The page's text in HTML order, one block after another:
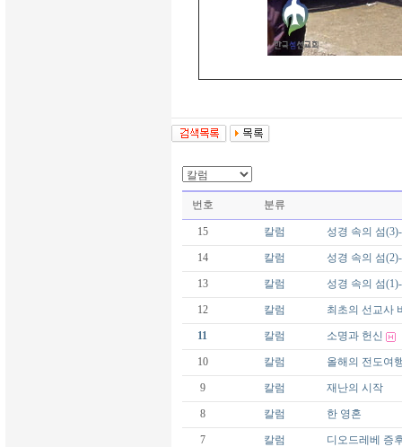
번호 분류
15 칼럼 성경 속의 섬
14 칼럼 성경 속의 섬
13 칼럼 성경 속의 섬
12 칼럼 최초의 선교사
11 칼럼 소명과 헌신
10 칼럼 올해의 전도여
9 칼럼 재난의 시작
8 칼럼 한 영혼
7 칼럼 디오드레베 증